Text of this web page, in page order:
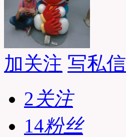
加关注 写私信
2关注
14粉丝